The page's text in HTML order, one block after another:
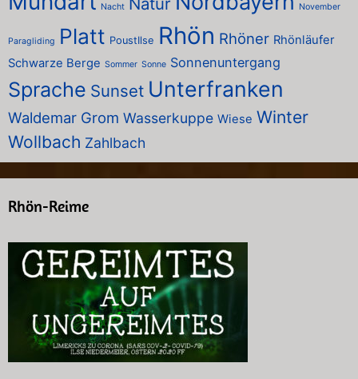
Nacht November
Paragliding Platt PoustIlse Rhön Rhöner Rhönläufer
Schwarze Berge Sommer Sonne Sonnenuntergang
Sprache Sunset Unterfranken
Waldemar Grom Wasserkuppe Wiese Winter
Wollbach Zahlbach
Rhön-Reime